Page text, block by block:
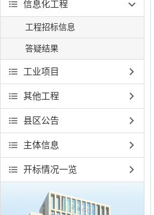
信息化工程
工程招标信息
答疑结果
工业项目
其他工程
县区公告
主体信息
开标情况一览